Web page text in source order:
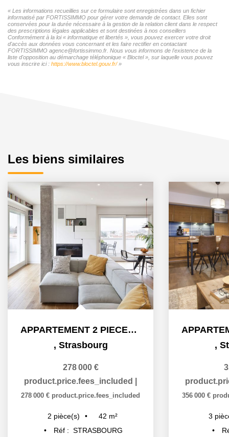
« Les informations recueillies sur ce formulaire sont enregistrées dans un fichier
informatisé par FORTISSIMMO pour gérer votre demande de contact. Elles sont
conservées pour la durée nécessaire à la gestion de la relation client dans le respect
des prescriptions légales applicables et sont destinées à nos conseillers
Conformément à la loi « informatique et libertés », vous pouvez exercer votre droit
d'accès aux données vous concernant et les faire rectifier en contactant
FORTISSIMMO agence@fortissimmo.fr. Nous vous informons de l'existence de la
liste d'opposition au démarchage téléphonique « Bloctel », sur laquelle vous pouvez
vous inscrire ici : https://www.bloctel.gouv.fr/»
Les biens similaires
APPARTEMENT 2 PIECES NEUF À STRASBOURG ART MODERNE - GARE
, Strasbourg
278 000 €
product.price.fees_included
278 000 € product.price.fees_included
2 pièce(s) 42 m²
Réf : STRASBOURG
,
356 000 €
3